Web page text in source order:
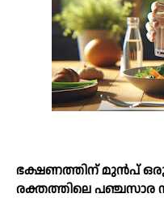
ഭക്ഷണത്തിന് മുന്‍പ് ഒരു
രക്തത്തിലെ പഞ്ചസാര